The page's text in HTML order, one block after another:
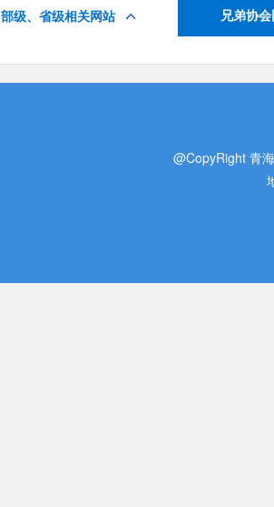
部级、省级相关网站 兄弟协
@CopyRight 青